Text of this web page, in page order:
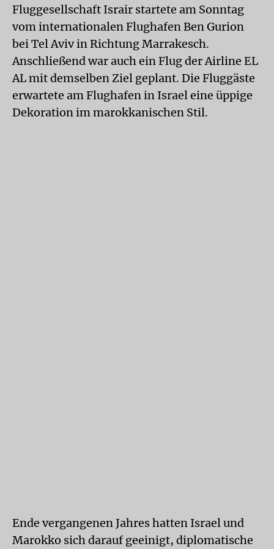
Fluggesellschaft Israir startete am Sonntag
vom internationalen Flughafen Ben Gurion
bei Tel Aviv in Richtung Marrakesch.
Anschließend war auch ein Flug der Airline EL
AL mit demselben Ziel geplant. Die Fluggäste
erwartete am Flughafen in Israel eine üppige
Dekoration im marokkanischen Stil.
Ende vergangenen Jahres hatten Israel und
Marokko sich darauf geeinigt, diplomatische